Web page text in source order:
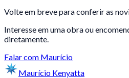
Volte em breve para conferir as
Interesse em uma obra ou
diretamente.
Falar com Maurício
Maurício Kenyatta